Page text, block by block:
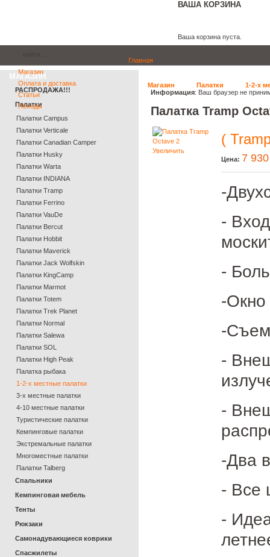
ВАША КОРЗИНА
Ваша корзина пуста.
Главная
Магазин
Оплата и доставка
Статьи
Походы
Магазин Палатки
1-2-х
Информация: Ваш браузер не
Палатка Tramp
Увеличить
(
Цена: 7
-
-
-
-Окно
-
-
-
-Два
- Все
-
МАГАЗИН
РАСПРОДАЖА!!!
Палатки
Палатки Campus
Палатки Verticale
Палатки Canadian Camper
Палатки Husky
Палатки Warta
Палатки INDIANA
Палатки Tramp
Палатки Ferrino
Палатки VauDe
Палатки Bercut
Палатки Hobbit
Палатки Maverick
Палатки Jack Wolfskin
Палатки KingCamp
Палатки Marmot
Палатки Totem
Палатки Trek Planet
Палатки Normal
Палатки Salewa
Палатки SOL
Палатки High Peak
Палатка рыбака
1-2-х местные палатки
3-х местные палатки
4-10 местные палатки
Туристические палатки
Кемпинговые палатки
Экстремальные палатки
Многоместные палатки
Палатки Talberg
Спальники
Кемпинговая мебель
Тенты
Рюкзаки
Самонадувающиеся коврики
Спасжилеты